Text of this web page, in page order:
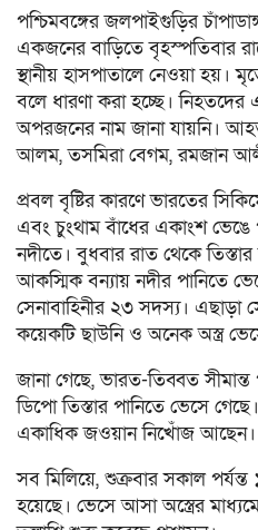
পশ্চিমবঙ্গের জলপাইগুড়ির
একজনের বাড়িতে বৃহস্পতিবার
স্থানীয় হাসপাতালে নেওয়া হয়।
বলে ধারণা করা হচ্ছে।
অপরজনের নাম জানা যায়নি।
আলম, তসমিরা বেগম, রমজান
প্রবল বৃষ্টির কারণে ভারতের
এবং চুংথাম বাঁধের একাংশ ভেঙে
নদীতে। বুধবার রাত থেকে তিস্তার
আকস্মিক বন্যায় নদীর পানিতে
সেনাবাহিনীর ২৩ সদস্য। এছাড়া
কয়েকটি ছাউনি ও অনেক অস্ত্র
জানা গেছে, ভারত-তিব্বত
ডিপো তিস্তার পানিতে ভেসে
একাধিক জওয়ান নিখোঁজ আছেন।
সব মিলিয়ে, শুক্রবার সকাল
হয়েছে। ভেসে আসা অস্ত্রের